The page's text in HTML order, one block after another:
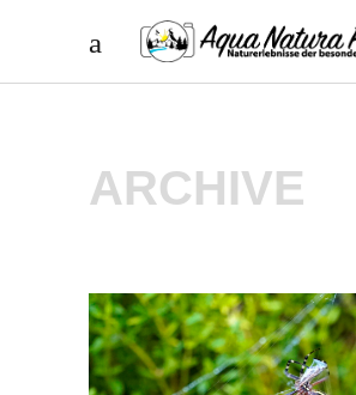
ARCHIVE